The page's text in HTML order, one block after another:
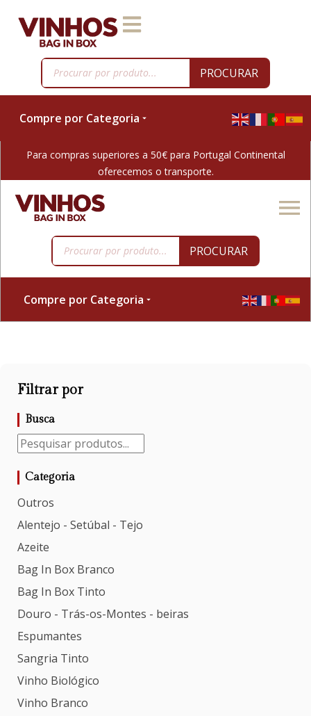
PROCURAR
Compre por Categoria
Para compras superiores a 50€ para Portugal Continental
oferecemos o transporte.
PROCURAR
Compre por Categoria
Filtrar por
Busca
Categoria
Outros
Alentejo - Setúbal - Tejo
Azeite
Bag In Box Branco
Bag In Box Tinto
Douro - Trás-os-Montes - beiras
Espumantes
Sangria Tinto
Vinho Biológico
Vinho Branco